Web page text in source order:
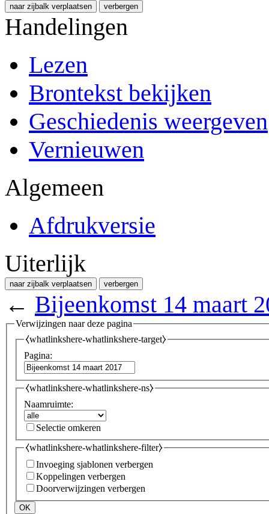
naar zijbalk verplaatsen verbergen
Handelingen
Lezen
Brontekst bekijken
Geschiedenis weergeven
Vernieuwen
Algemeen
Afdrukversie
Uiterlijk
naar zijbalk verplaatsen verbergen
← Bijeenkomst 14 maart
Verwijzingen naar deze pagina
⧼whatlinkshere-whatlinkshere-target⧽
Pagina:
⧼whatlinkshere-whatlinkshere-ns⧽
Naamruimte:
Selectie omkeren
⧼whatlinkshere-whatlinkshere-filter⧽
Invoeging sjablonen verbergen
Koppelingen verbergen
Doorverwijzingen verbergen
OK